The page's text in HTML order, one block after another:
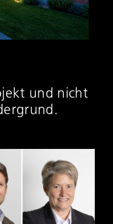
und nicht